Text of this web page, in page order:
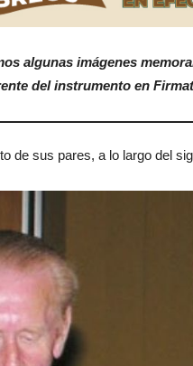
algunas imágenes
del instrumento en
de sus pares, a lo largo del